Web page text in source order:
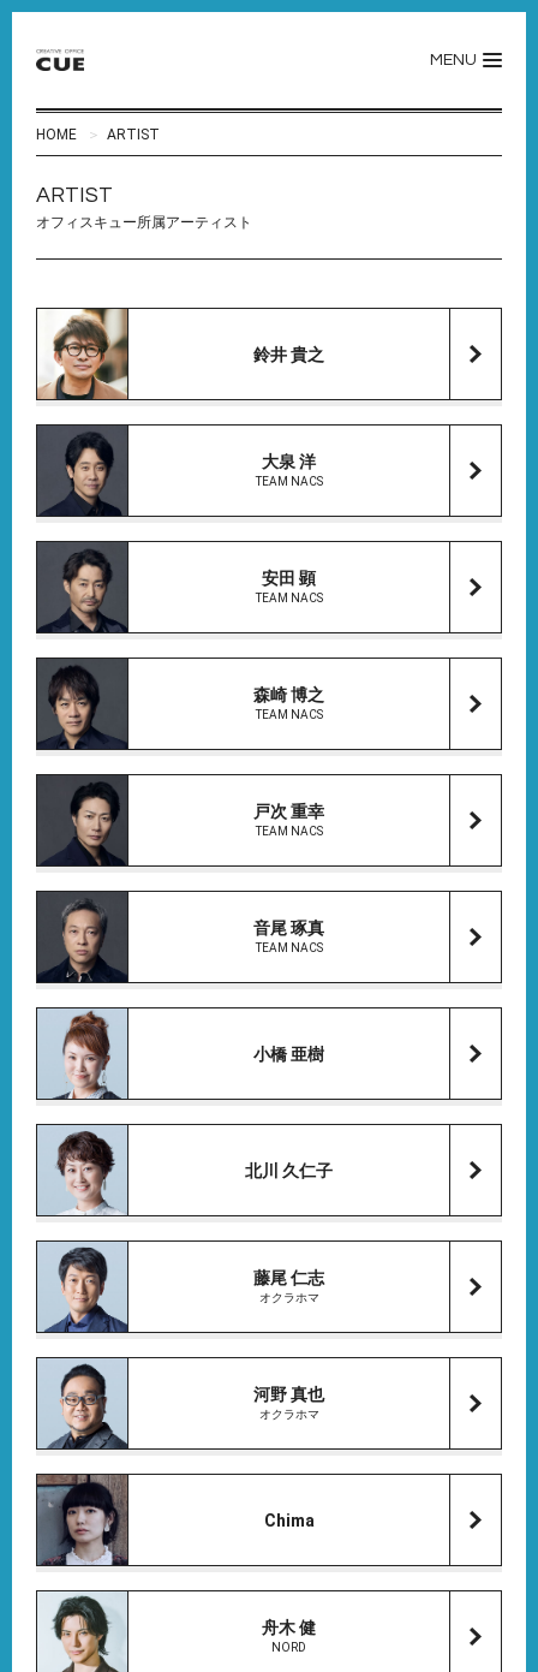
MENU
HOME ARTIST
ARTIST
オフィスキュー所属アーティスト
鈴井 貴之
大泉 洋
TEAM NACS
安田 顕
TEAM NACS
森崎 博之
TEAM NACS
戸次 重幸
TEAM NACS
音尾 琢真
TEAM NACS
小橋 亜樹
北川 久仁子
藤尾 仁志
オクラホマ
河野 真也
オクラホマ
Chima
舟木 健
NORD